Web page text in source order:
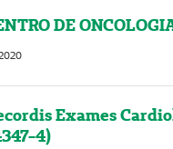
DE
Exames
4)